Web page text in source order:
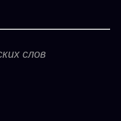
слов